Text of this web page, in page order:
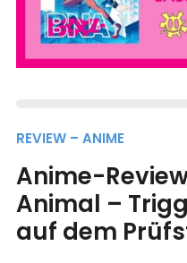
REVIEW – ANIME
Anime-
Animal –
auf dem